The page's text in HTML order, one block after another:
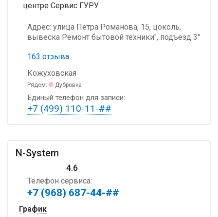
центре Сервис ГУРУ
Адрес: улица Петра Романова, 15, цоколь,
вывеска Ремонт бытовой техники", подъезд 3"
163 отзыва
Кожуховская
Рядом: Дубровка
Единый телефон для записи:
+7 (499) 110-11-##
N-System
4.6
Телефон сервиса:
+7 (968) 687-44-##
График